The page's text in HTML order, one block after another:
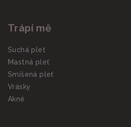
Trápí mě
Suchá pleť
Mastná pleť
Smíšená pleť
Vrásky
Akné